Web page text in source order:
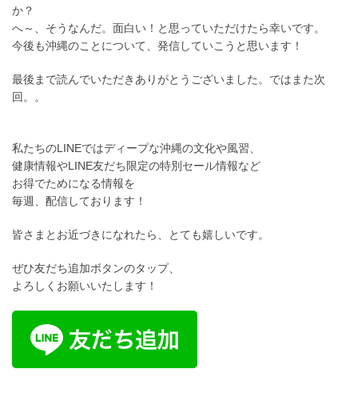
か？
へ～、そうなんだ。面白い！と思っていただけたら幸いです。
今後も沖縄のことについて、発信していこうと思います！
最後まで読んでいただきありがとうございました。ではまた次
回。。
私たちのLINEではディープな沖縄の文化や風習、
健康情報やLINE友だち限定の特別セール情報など
お得でためになる情報を
毎週、配信しております！
皆さまとお近づきになれたら、とても嬉しいです。
ぜひ友だち追加ボタンのタップ、
よろしくお願いいたします！